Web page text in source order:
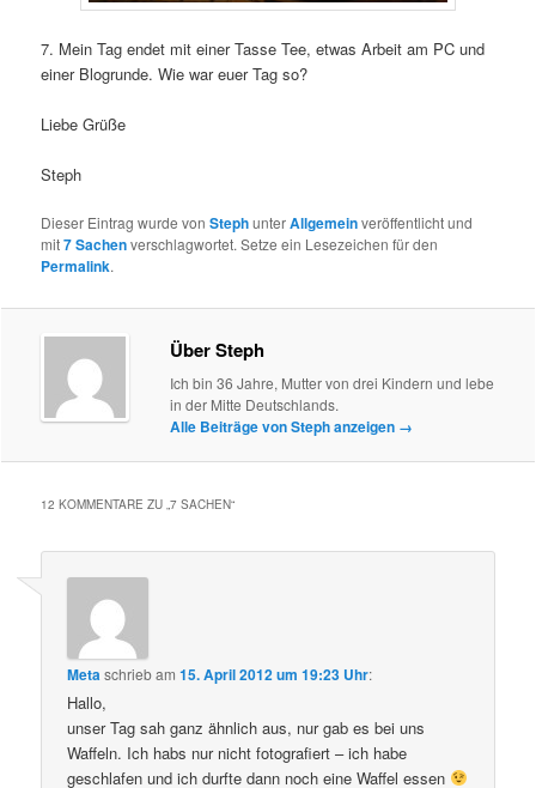
7. Mein Tag endet mit einer Tasse Tee, etwas Arbeit am PC und
einer Blogrunde. Wie war euer Tag so?
Liebe Grüße
Steph
Dieser Eintrag wurde vonStephunterAllgemeinveröffentlicht und
mit7 Sachenverschlagwortet. Setze ein Lesezeichen für den
Permalink.
Über Steph
Ich bin 36 Jahre, Mutter von drei Kindern und lebe
in der Mitte Deutschlands.
Alle Beiträge von Steph anzeigen →
12 KOMMENTARE ZU „7 SACHEN“
Metaschriebam15. April 2012 um 19:23 Uhr:
Hallo,
unser Tag sah ganz ähnlich aus, nur gab es bei uns
Waffeln. Ich habs nur nicht fotografiert – ich habe
geschlafen und ich durfte dann noch eine Waffel essen